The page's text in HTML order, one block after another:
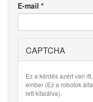
E-mail *
CAPTCHA
Ez a kérdés azért van
ember (Ez a robotok
lett kitalálva).